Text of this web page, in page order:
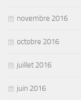
novembre 2016
octobre 2016
juillet 2016
juin 2016